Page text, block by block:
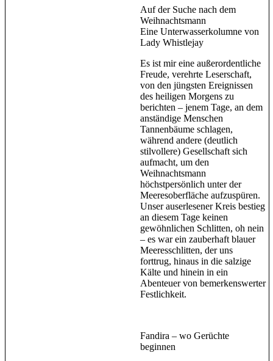
Auf der Suche nach dem
Weihnachtsmann
Eine Unterwasserkolumne von
Lady Whistlejay
Es ist mir eine außerordentliche
Freude, verehrte Leserschaft,
von den jüngsten Ereignissen
des heiligen Morgens zu
berichten – jenem Tage, an dem
anständige Menschen
Tannenbäume schlagen,
während andere (deutlich
stilvollere) Gesellschaft sich
aufmacht, um den
Weihnachtsmann
höchstpersönlich unter der
Meeresoberfläche aufzuspüren.
Unser auserlesener Kreis bestieg
an diesem Tage keinen
gewöhnlichen Schlitten, oh nein
– es war ein zauberhaft blauer
Meeresschlitten, der uns
forttrug, hinaus in die salzige
Kälte und hinein in ein
Abenteuer von bemerkenswerter
Festlichkeit.
Fandira – wo Gerüchte
beginnen